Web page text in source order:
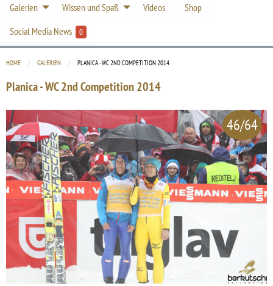
Galerien
Wissen und Spaß Videos
Shop
Social Media News
0
HOME GALERIEN CURRENT:
PLANICA - WC 2ND COMPETITION 2014
Planica - WC 2nd Competition 2014
46/64